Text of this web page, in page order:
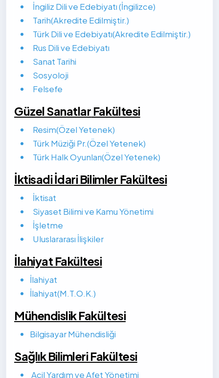
İngiliz Dili ve Edebiyatı (İngilizce)
Tarih(Akredite Edilmiştir.)
Türk Dili ve Edebiyatı(Akredite Edilmiştir.)
Rus Dili ve Edebiyatı
Sanat Tarihi
Sosyoloji
Felsefe
Güzel Sanatlar Fakültesi
Resim(Özel Yetenek)
Türk Müziği Pr.(Özel Yetenek)
Türk Halk Oyunları(Özel Yetenek)
İktisadi İdari Bilimler Fakültesi
İktisat
Siyaset Bilimi ve Kamu Yönetimi
İşletme
Uluslararası İlişkiler
İlahiyat Fakültesi
İlahiyat
İlahiyat(M.T.O.K.)
Mühendislik Fakültesi
Bilgisayar Mühendisliği
Sağlık Bilimleri Fakültesi
Acil Yardım ve Afet Yönetimi